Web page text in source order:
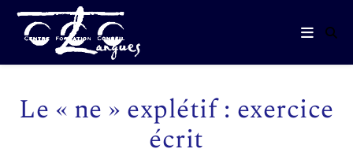
Le « ne » explétif : exercice
écrit